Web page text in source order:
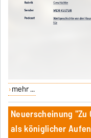
mehr ...
Neuerscheinung
als königlicher